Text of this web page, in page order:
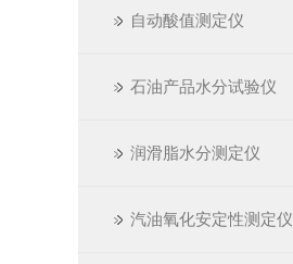
自动酸值测定仪
石油产品水分试验仪
润滑脂水分测定仪
汽油氧化安定性测定仪